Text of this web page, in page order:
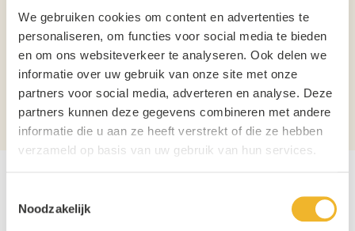
We gebruiken cookies om content en advertenties te
personaliseren, om functies voor social media te bieden
en om ons websiteverkeer te analyseren. Ook delen we
informatie over uw gebruik van onze site met onze
partners voor social media, adverteren en analyse. Deze
partners kunnen deze gegevens combineren met andere
informatie die u aan ze heeft verstrekt of die ze hebben
verzameld op basis van uw gebruik van hun services.
Noodzakelijk
Aansluiting Platte Schuifkoppeling
Hoogte 57cm
Alcoholpercentage 5%